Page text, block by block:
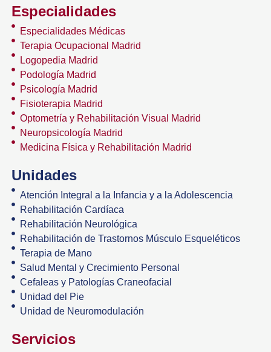
Especialidades
Especialidades Médicas
Terapia Ocupacional Madrid
Logopedia Madrid
Podología Madrid
Psicología Madrid
Fisioterapia Madrid
Optometría y Rehabilitación Visual Madrid
Neuropsicología Madrid
Medicina Física y Rehabilitación Madrid
Unidades
Atención Integral a la Infancia y a la Adolescencia
Rehabilitación Cardíaca
Rehabilitación Neurológica
Rehabilitación de Trastornos Músculo Esqueléticos
Terapia de Mano
Salud Mental y Crecimiento Personal
Cefaleas y Patologías Craneofacial
Unidad del Pie
Unidad de Neuromodulación
Servicios